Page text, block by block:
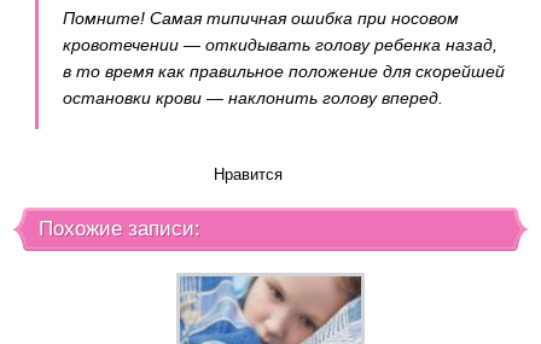
Помните! Самая типичная ошибка при носовом
кровотечении — откидывать голову ребенка назад,
в то время как правильное положение для скорейшей
остановки крови — наклонить голову вперед.
Нравится
Похожие записи: